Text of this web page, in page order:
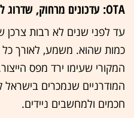
OTA: עדכונים מרחוק, שדרוג לערך הרכב
עד לפני שנים לא רבות
כמות שהוא. משמע, לאורך
המקורי שעימו ירד מפס
המודרניים שנמכרים בישראל
חכמים ולמחשבים ניידים.